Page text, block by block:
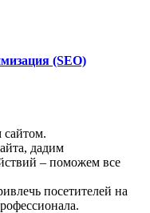
(SEO)
дадим
– поможем все
посетителей на